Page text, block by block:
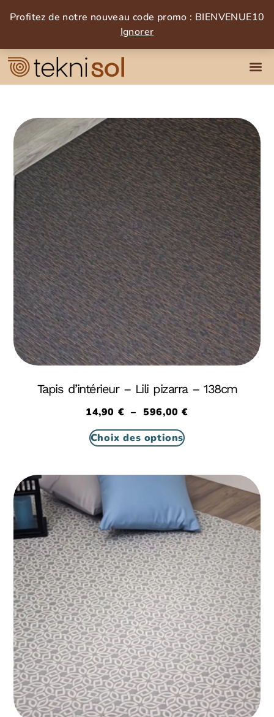
Profitez de notre nouveau code promo : BIENVENUE10
Ignorer
Tapis d’intérieur – Lili pizarra – 138cm
14,90 € – 596,00€
Choix des options